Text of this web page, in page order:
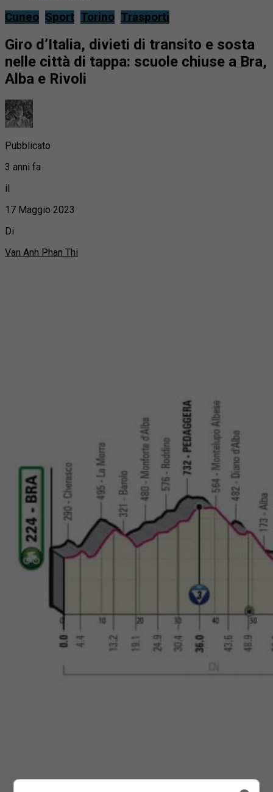
Cuneo Sport Torino Trasporti
Giro d’Italia, divieti di transito e sosta
nelle città di tappa: scuole chiuse a Bra,
Alba e Rivoli
Pubblicato
3 anni fa
il
17 Maggio 2023
Di
Van Anh Phan Thi